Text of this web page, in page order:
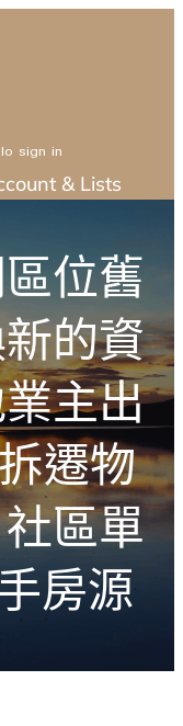
sign in
& Lists
位舊
的資
主出
遷物
區單
房源